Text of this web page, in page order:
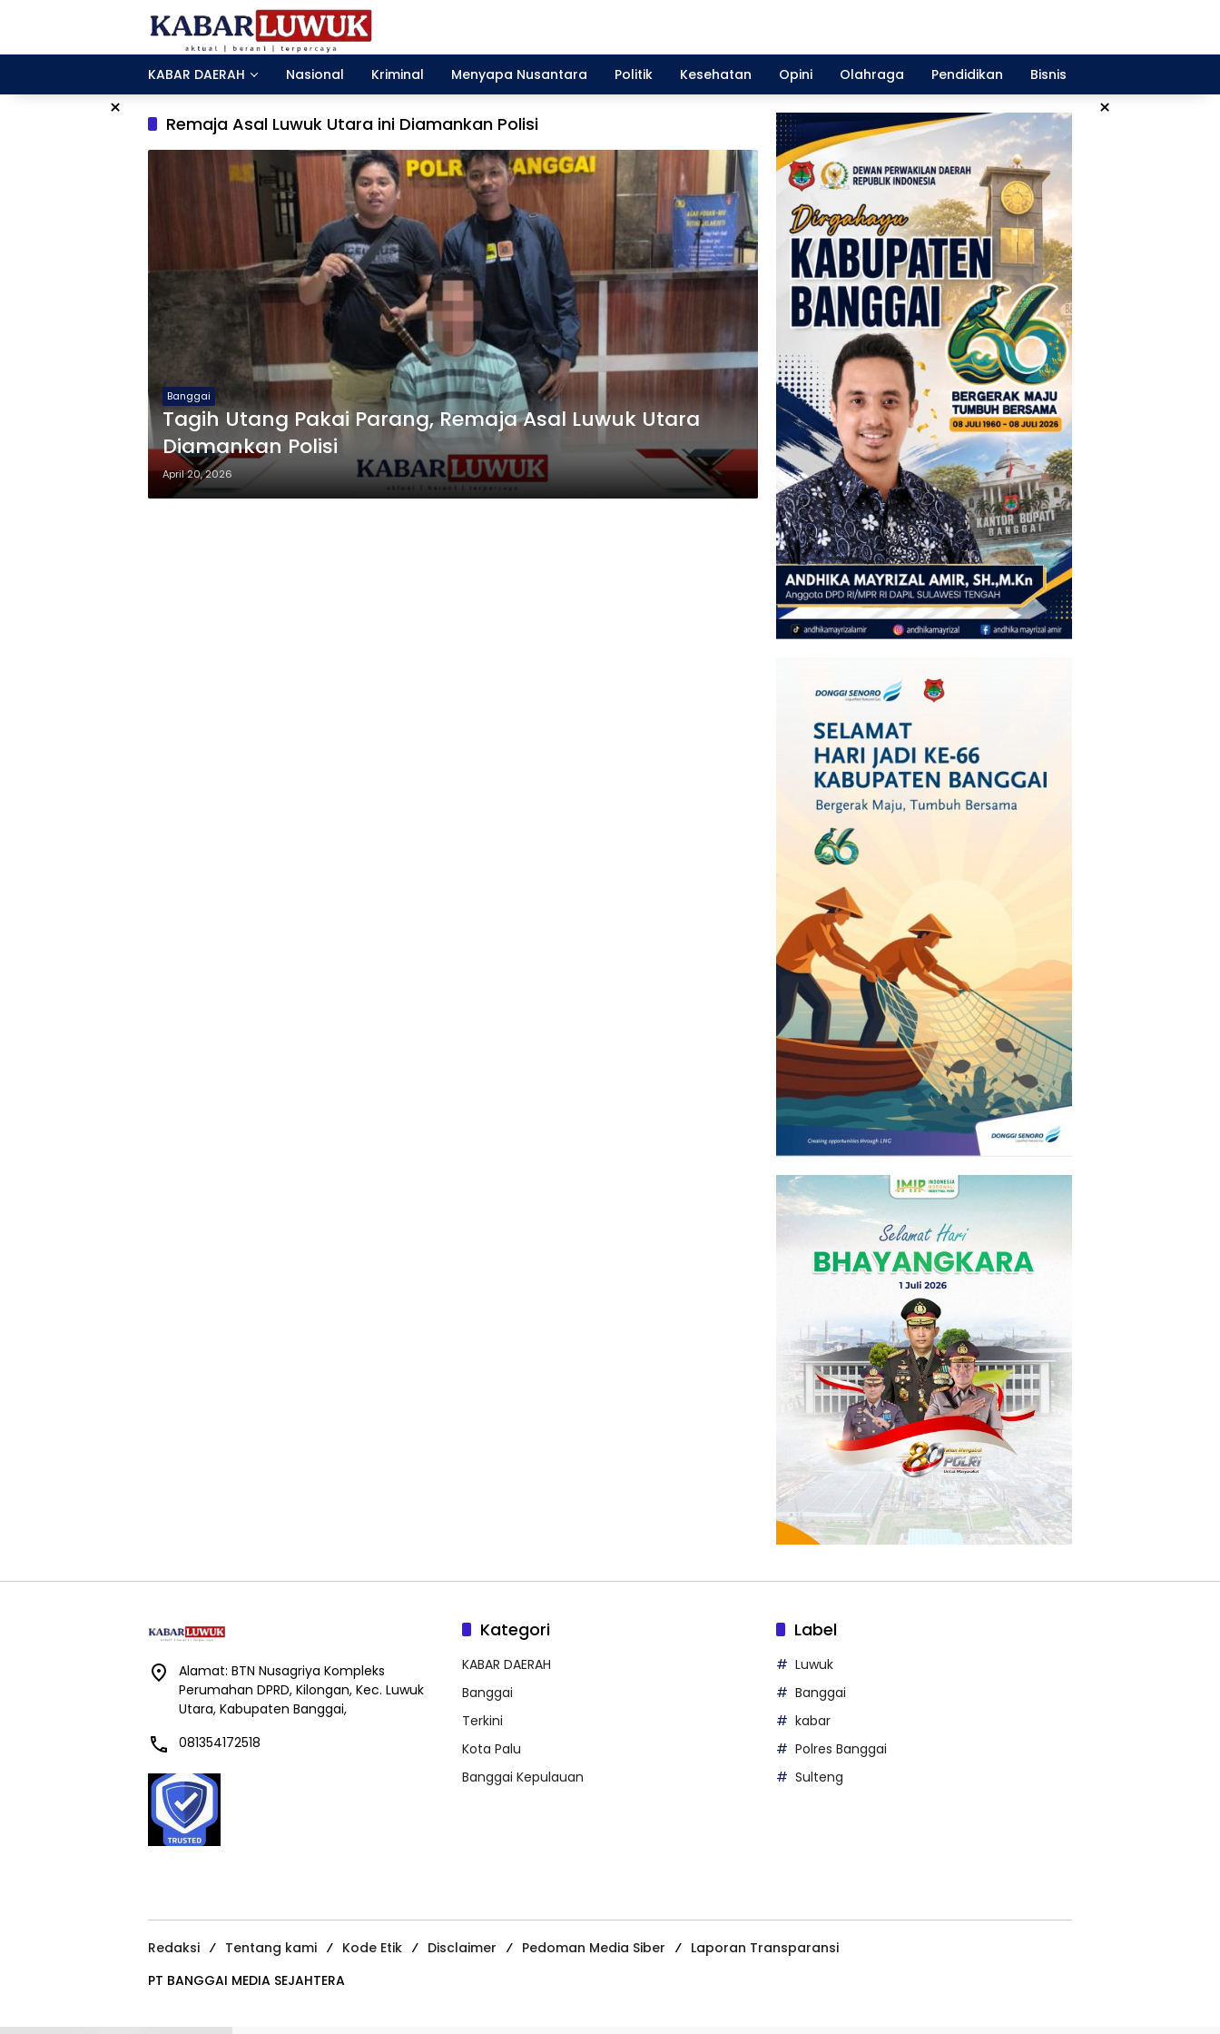
KABAR DAERAH
Nasional Kriminal Menyapa Nusantara Politik Kesehatan Opini Olahraga Pendidikan Bisnis
× ×
Remaja Asal Luwuk Utara ini Diamankan Polisi
Banggai
Tagih Utang Pakai Parang, Remaja Asal Luwuk Utara
Diamankan Polisi
April 20, 2026
Alamat: BTN Nusagriya Kompleks
Perumahan DPRD, Kilongan, Kec. Luwuk
Utara, Kabupaten Banggai,
081354172518
Kategori
KABAR DAERAH
Banggai
Terkini
Kota Palu
Banggai Kepulauan
Label
Luwuk
Banggai
kabar
Polres Banggai
Sulteng
Redaksi Tentang kami Kode Etik Disclaimer Pedoman Media Siber
Laporan Transparansi
PT BANGGAI MEDIA SEJAHTERA